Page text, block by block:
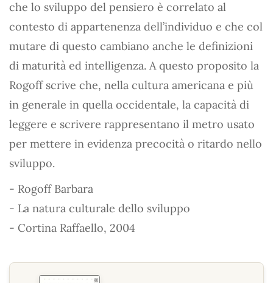
che lo sviluppo del pensiero è correlato al
contesto di appartenenza dell’individuo e che col
mutare di questo cambiano anche le definizioni
di maturità ed intelligenza. A questo proposito la
Rogoff scrive che, nella cultura americana e più
in generale in quella occidentale, la capacità di
leggere e scrivere rappresentano il metro usato
per mettere in evidenza precocità o ritardo nello
sviluppo.
- Rogoff Barbara
- La natura culturale dello sviluppo
- Cortina Raffaello, 2004